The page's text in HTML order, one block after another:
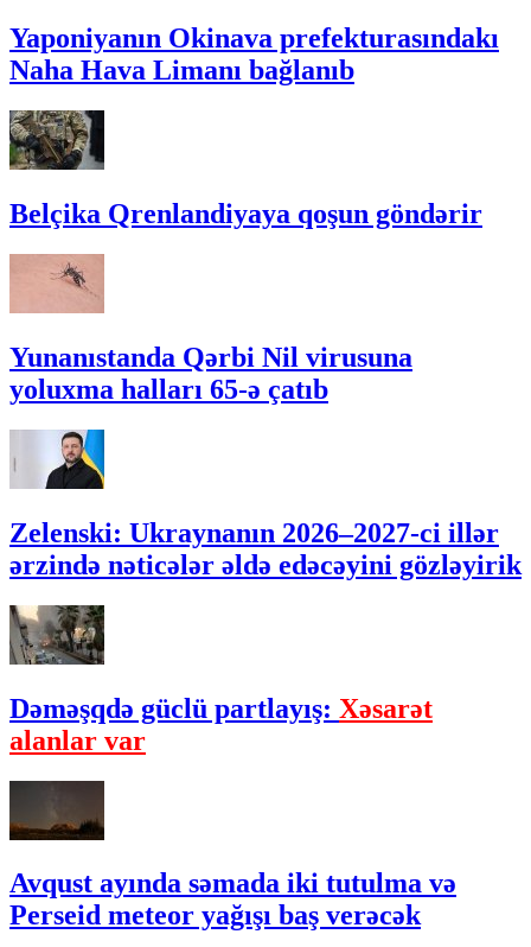
Yaponiyanın Okinava prefekturasındakı
Naha Hava Limanı bağlanıb
Belçika Qrenlandiyaya qoşun göndərir
Yunanıstanda Qərbi Nil virusuna
yoluxma halları 65-ə çatıb
Zelenski: Ukraynanın 2026–2027-ci illər
ərzində nəticələr əldə edəcəyini gözləyirik
Dəməşqdə güclü partlayış: Xəsarət
alanlar var
Avqust ayında səmada iki tutulma və
Perseid meteor yağışı baş verəcək